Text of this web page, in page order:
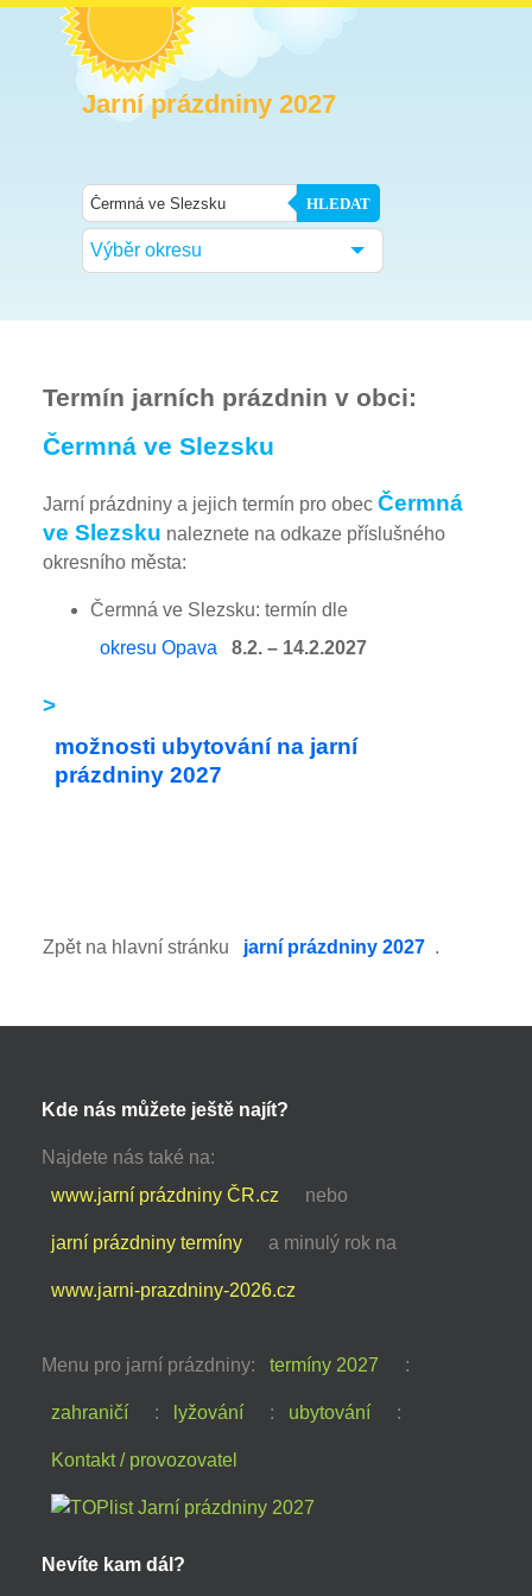
Jarní prázdniny 2027
HLEDAT
Výběr okresu
Termín jarních prázdnin v obci:
Čermná ve Slezsku
Jarní prázdniny a jejich termín pro obecČermná
ve Slezsku naleznete na odkaze příslušného
okresního města:
Čermná ve Slezsku: termín dle
okresu Opava
8.2. – 14.2.2027
>
možnosti ubytování na jarní
prázdniny 2027
Zpět na hlavní stránku jarní prázdniny 2027 .
Kde nás můžete ještě najít?
Najdete nás také na:
www.jarní prázdniny ČR.cz
nebo
jarní prázdniny termíny a minulý rok na
www.jarni-prazdniny-2026.cz
Menu pro jarní prázdniny: termíny 2027 :
zahraničí : lyžování : ubytování :
Kontakt / provozovatel
Nevíte kam dál?